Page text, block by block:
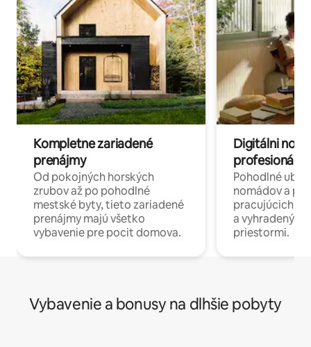
Kompletne zariadené
prenájmy
Od pokojných horských
zrubov až po pohodlné
mestské byty, tieto zariadené
prenájmy majú všetko
vybavenie pre pocit domova.
Digitálni
profesionáli
Pohodlné
nomádov a
pracujúcich
a
priestormi.
Vybavenie a bonusy na dlhšie pobyty